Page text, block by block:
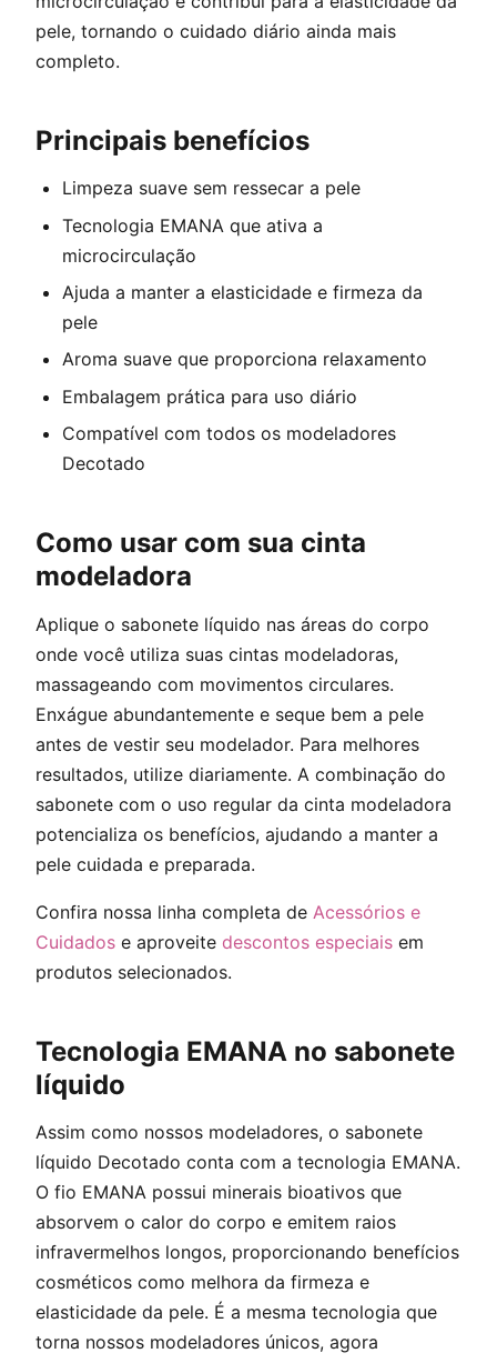
pele, tornando o cuidado diário ainda mais
completo.
Principais benefícios
Limpeza suave sem ressecar a pele
Tecnologia EMANA que ativa a
microcirculação
Ajuda a manter a elasticidade e firmeza da
pele
Aroma suave que proporciona relaxamento
Embalagem prática para uso diário
Compatível com todos os modeladores
Decotado
Como usar com sua cinta
modeladora
Aplique o sabonete líquido nas áreas do corpo
onde você utiliza suas cintas modeladoras,
massageando com movimentos circulares.
Enxágue abundantemente e seque bem a pele
antes de vestir seu modelador. Para melhores
resultados, utilize diariamente. A combinação do
sabonete com o uso regular da cinta modeladora
potencializa os benefícios, ajudando a manter a
pele cuidada e preparada.
Confira nossa linha completa de Acessórios e
Cuidados e aproveite descontos especiais em
produtos selecionados.
Tecnologia EMANA no sabonete
líquido
Assim como nossos modeladores, o sabonete
líquido Decotado conta com a tecnologia EMANA.
O fio EMANA possui minerais bioativos que
absorvem o calor do corpo e emitem raios
infravermelhos longos, proporcionando benefícios
cosméticos como melhora da firmeza e
elasticidade da pele. É a mesma tecnologia que
torna nossos modeladores únicos, agora